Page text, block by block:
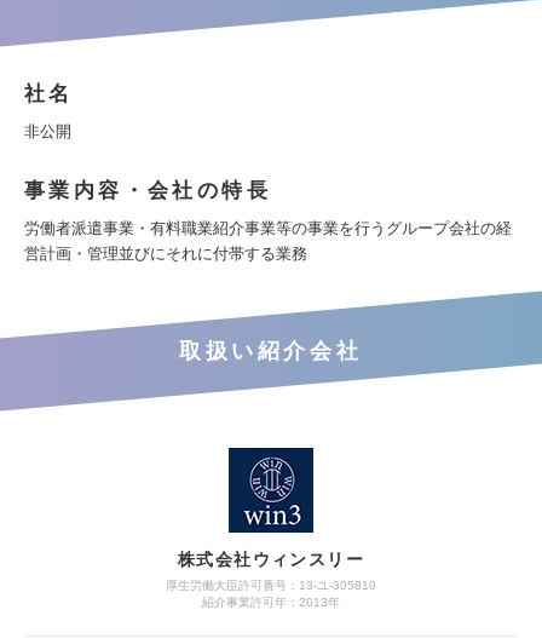
社名
非公開
事業内容・会社の特長
労働者派遣事業・有料職業紹介事業等の事業を行うグループ会社の経
営計画・管理並びにそれに付帯する業務
取扱い紹介会社
株式会社ウィンスリー
厚生労働大臣許可番号：13-ユ-305810
紹介事業許可年：2013年